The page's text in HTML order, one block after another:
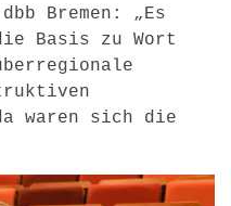
Bremen: „Es
Basis zu Wort
waren sich die